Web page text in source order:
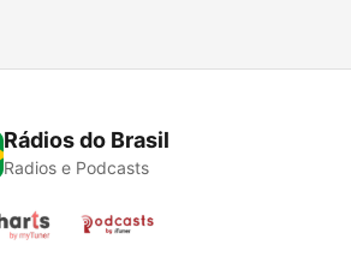
Rádios do Brasil
Radios e Podcasts